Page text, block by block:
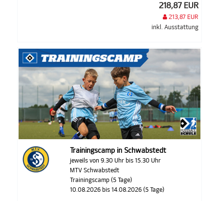
218,87 EUR
213,87 EUR
inkl. Ausstattung
Trainingscamp in Schwabstedt
jeweils von 9.30 Uhr bis 15.30 Uhr
MTV Schwabstedt
Trainingscamp (5 Tage)
10.08.2026 bis 14.08.2026 (5 Tage)